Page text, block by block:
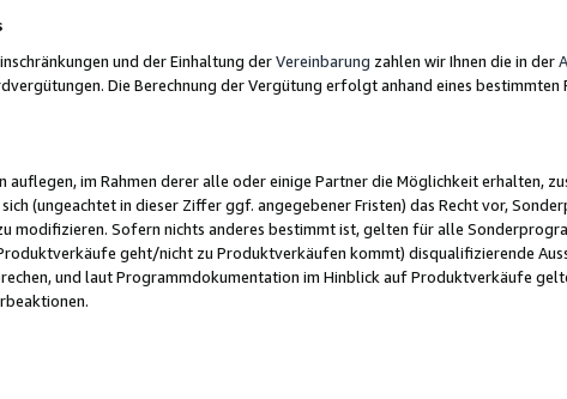
und der Einhaltung derVereinbarung zahlen wir Ihnen die in der
Die Berechnung der Vergütung erfolgt anhand eines
im Rahmen derer alle oder einige Partner die Möglichkeit erhalten,
(ungeachtet in dieser Ziffer ggf. angegebener Fristen) das Recht vor,
modifizieren. Sofern nichts anderes bestimmt ist, gelten für alle
geht/nicht zu Produktverkäufen kommt) disqualifizierende
und laut Programmdokumentation im Hinblick auf Produktverkäufe